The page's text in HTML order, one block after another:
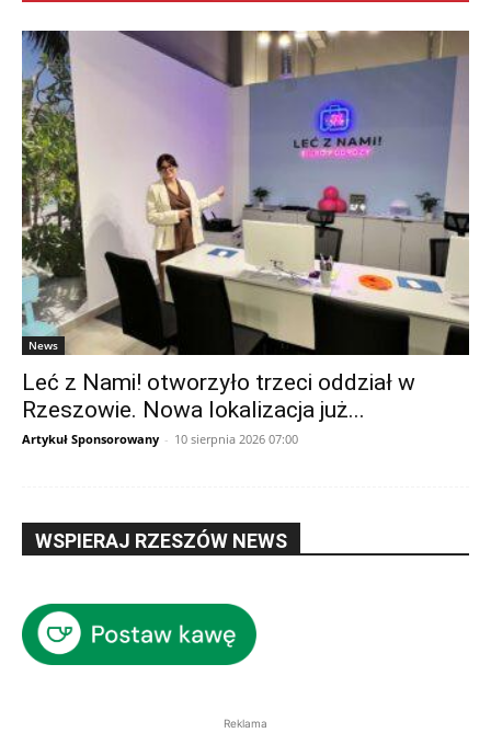
News
Leć z Nami! otworzyło trzeci oddział w
Rzeszowie. Nowa lokalizacja już...
Artykuł Sponsorowany - 10 sierpnia 2026 07:00
WSPIERAJ RZESZÓW NEWS
Reklama